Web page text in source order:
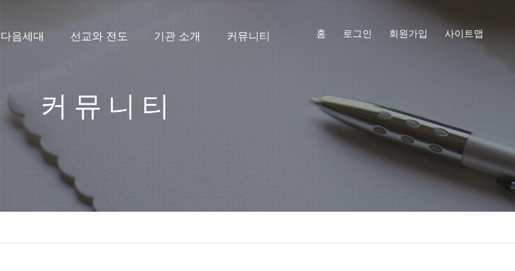
홈 로그인 회원가입 사이트맵
다음세대 선교와 전도 기관 소개 커뮤니티
커뮤니티